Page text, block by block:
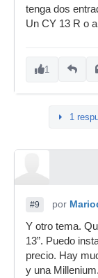
tenga dos
Un CY 13 R o
1
1
#9 por
Y otro tema.
13”. Puedo
precio. Hay
y una